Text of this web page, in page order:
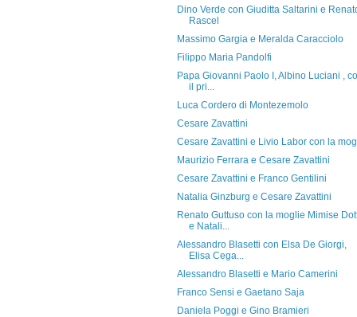
Dino Verde con Giuditta Saltarini e
Rascel
Massimo Gargia e Meralda Caracciolo
Filippo Maria Pandolfi
Papa Giovanni Paolo I, Albino Luciani ,
il pri...
Luca Cordero di Montezemolo
Cesare Zavattini
Cesare Zavattini e Livio Labor con la
Maurizio Ferrara e Cesare Zavattini
Cesare Zavattini e Franco Gentilini
Natalia Ginzburg e Cesare Zavattini
Renato Guttuso con la moglie Mimise
e Natali...
Alessandro Blasetti con Elsa De Giorgi,
Elisa Cega...
Alessandro Blasetti e Mario Camerini
Franco Sensi e Gaetano Saja
Daniela Poggi e Gino Bramieri